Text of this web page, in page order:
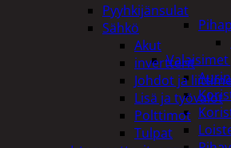
Pyyhkijänsulat
Sähkö
Akut
invertterit
Johdot ja
Lisä ja työvalot
Polttimot
Tulpat